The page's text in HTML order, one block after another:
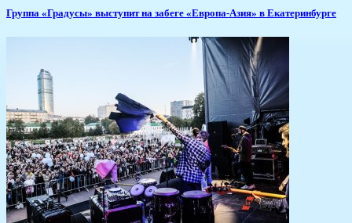
​Группа «Градусы» выступит на забеге «Европа-Азия» в Екатеринбурге